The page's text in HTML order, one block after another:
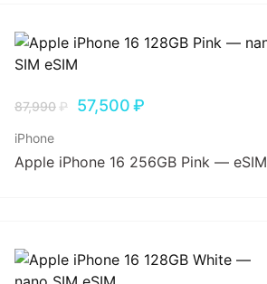
87,990₽ 57,500₽
iPhone
Apple iPhone 16 256GB Pink — eSIM